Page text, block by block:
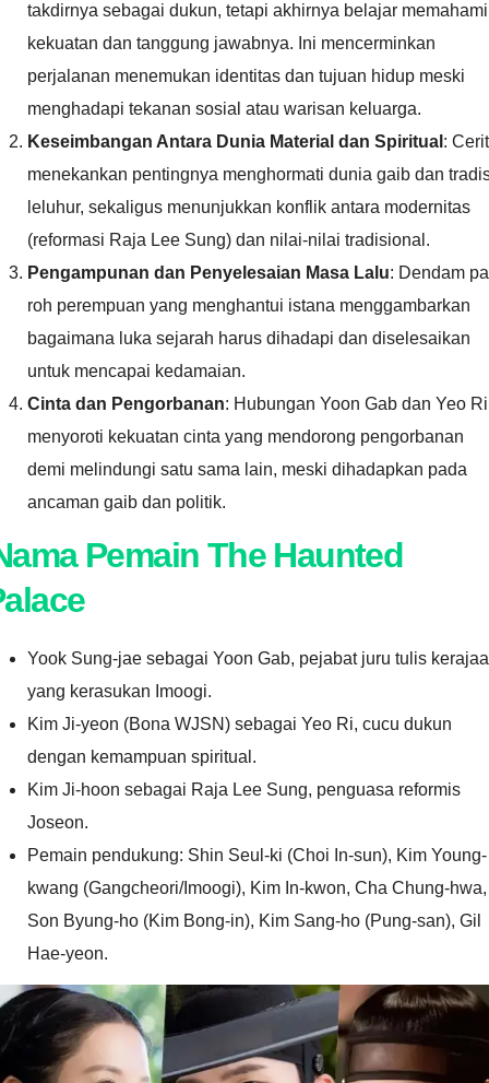
takdirnya sebagai dukun, tetapi akhirnya belajar memahami
kekuatan dan tanggung jawabnya. Ini mencerminkan
perjalanan menemukan identitas dan tujuan hidup meski
menghadapi tekanan sosial atau warisan keluarga.
Keseimbangan Antara Dunia Material dan Spiritual :
menekankan pentingnya menghormati dunia gaib dan
leluhur, sekaligus menunjukkan konflik antara modernitas
(reformasi Raja Lee Sung) dan nilai-nilai tradisional.
Pengampunan dan Penyelesaian Masa Lalu: Dendam
roh perempuan yang menghantui istana menggambarkan
bagaimana luka sejarah harus dihadapi dan diselesaikan
untuk mencapai kedamaian.
Cinta dan Pengorbanan: Hubungan Yoon Gab dan Yeo Ri
menyoroti kekuatan cinta yang mendorong pengorbanan
demi melindungi satu sama lain, meski dihadapkan pada
ancaman gaib dan politik.
Pemain The Haunted
Yook Sung-jae sebagai Yoon Gab, pejabat juru tulis
yang kerasukan Imoogi.
Kim Ji-yeon (Bona WJSN) sebagai Yeo Ri, cucu dukun
dengan kemampuan spiritual.
Kim Ji-hoon sebagai Raja Lee Sung, penguasa reformis
Joseon.
Pemain pendukung: Shin Seul-ki (Choi In-sun), Kim Young-
kwang (Gangcheori/Imoogi), Kim In-kwon, Cha Chung-hwa,
Son Byung-ho (Kim Bong-in), Kim Sang-ho (Pung-san), Gil
Hae-yeon.